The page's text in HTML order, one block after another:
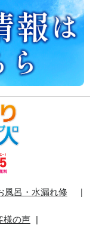
風呂・水漏れ修
様の声